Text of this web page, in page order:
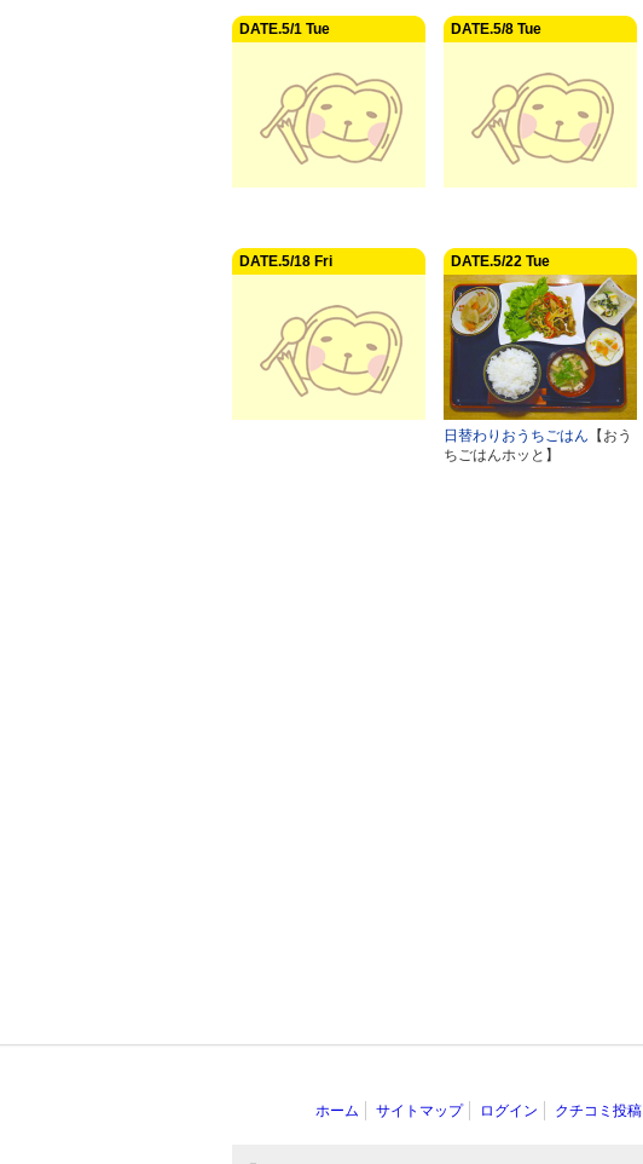
DATE.5/1 Tue DATE.5/8 Tue
DATE.5/18 Fri DATE.5/22 Tue
日替わりおうちごはん 【おう
ちごはんホッと】
ホーム サイトマップ ログイン クチコミ投稿